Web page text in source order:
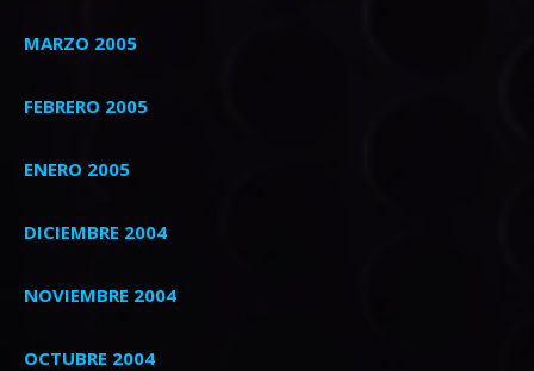
MARZO 2005
FEBRERO 2005
ENERO 2005
DICIEMBRE 2004
NOVIEMBRE 2004
OCTUBRE 2004